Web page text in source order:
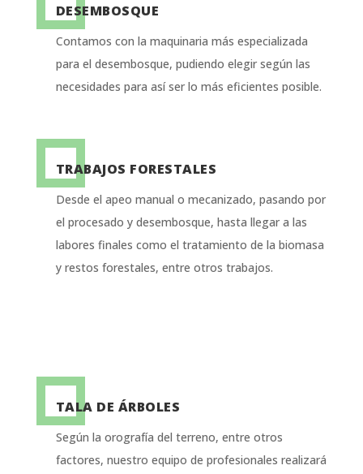
DESEMBOSQUE
Contamos con la maquinaria más especializada
para el desembosque, pudiendo elegir según las
necesidades para así ser lo más eficientes posible.
TRABAJOS FORESTALES
Desde el apeo manual o mecanizado, pasando por
el procesado y desembosque, hasta llegar a las
labores finales como el tratamiento de la biomasa
y restos forestales, entre otros trabajos.
TALA DE ÁRBOLES
Según la orografía del terreno, entre otros
factores, nuestro equipo de profesionales realizará